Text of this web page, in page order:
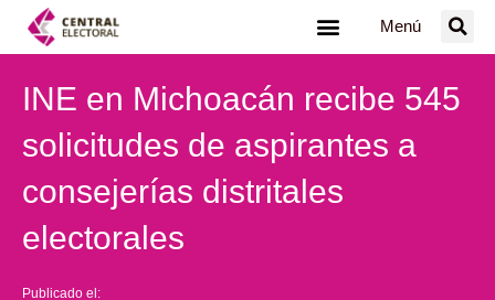
Menú
INE en Michoacán recibe 545
solicitudes de aspirantes a
consejerías distritales
electorales
Publicado el: